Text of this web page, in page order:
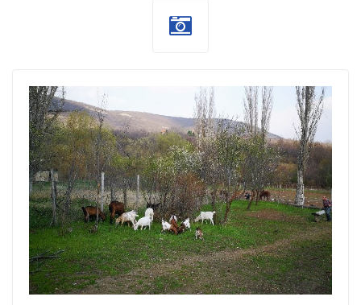
zoo-planet-
zivotinje.jpg